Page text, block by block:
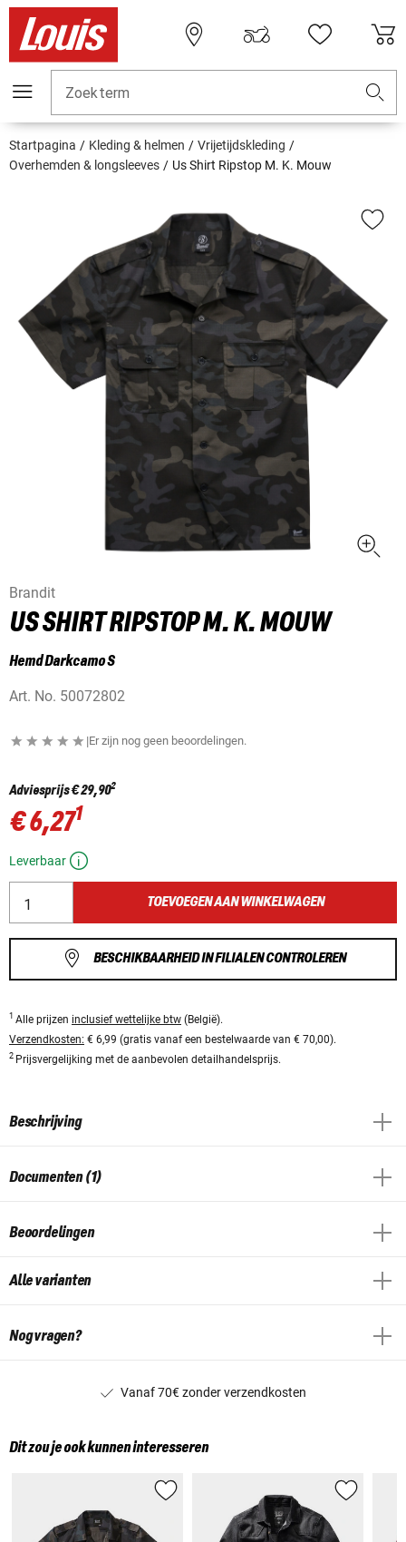
Zoekterm
Startpagina Kleding & helmen
Vrijetijdskleding
Overhemden & longsleeves
Us Shirt Ripstop M. K. Mouw
Brandit
US SHIRT RIPSTOP M. K. MOUW
Hemd Darkcamo S
Art. No. 50072802
|Er zijn nog geen beoordelingen.
Adviesprijs€ 29,902
€ 6,271
Leverbaar
TOEVOEGEN AAN WINKELWAGEN
BESCHIKBAARHEID IN FILIALEN CONTROLEREN
1 Alle prijzen inclusief wettelijke btw (België).
Verzendkosten: € 6,99 (gratis vanaf een bestelwaarde van € 70,00).
2 Prijsvergelijking met de aanbevolen detailhandelsprijs.
Beschrijving
Documenten (1)
Beoordelingen
Alle varianten
Nog vragen?
Vanaf 70€ zonder verzendkosten
Dit zou je ook kunnen interesseren